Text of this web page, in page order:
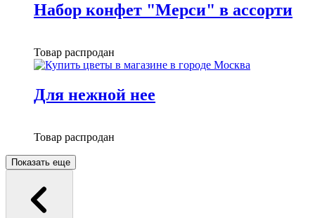
Набор конфет "Мерси" в ассорти
Товар распродан
Для нежной нее
Товар распродан
Показать еще